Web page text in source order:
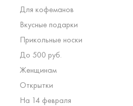
Для кофеманов
Вкусные подарки
Прикольные носки
До 500 руб.
Женщинам
Открытки
На 14 февраля